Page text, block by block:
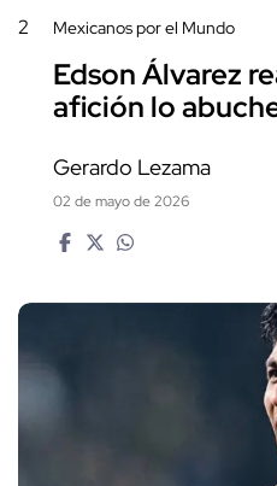
2 Mexicanos por el Mundo
Edson Álvarez
afición lo
Gerardo Lezama
02 de mayo de 2026